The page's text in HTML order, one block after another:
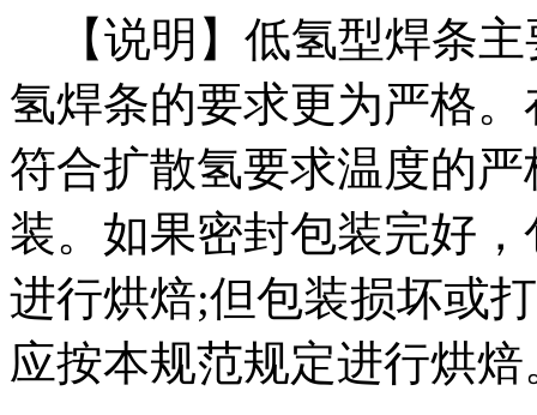
【说明】低氢型焊条主
氢焊条的要求更为严格
符合扩散氢要求温度的
装。如果密封包装完好
进行烘焙;但包装损坏或
应按本规范规定进行烘焙